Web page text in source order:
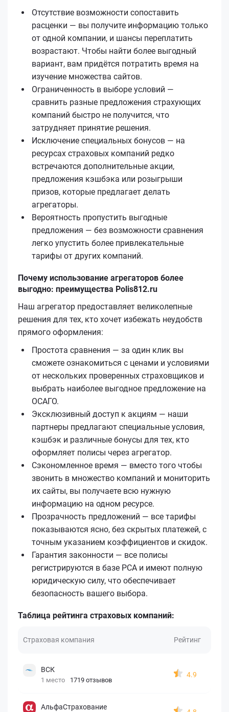
Отсутствие возможности сопоставить
расценки — вы получите информацию только
от одной компании, и шансы переплатить
возрастают. Чтобы найти более выгодный
вариант, вам придётся потратить время на
изучение множества сайтов.
Ограниченность в выборе условий —
сравнить разные предложения страхующих
компаний быстро не получится, что
затрудняет принятие решения.
Исключение специальных бонусов — на
ресурсах страховых компаний редко
встречаются дополнительные акции,
предложения кэшбэка или розыгрыши
призов, которые предлагает делать
агрегаторы.
Вероятность пропустить выгодные
предложения — без возможности сравнения
легко упустить более привлекательные
тарифы от других компаний.
Почему использование агрегаторов более
выгодно: преимущества Polis812.ru
Наш агрегатор предоставляет великолепные
решения для тех, кто хочет избежать неудобств
прямого оформления:
Простота сравнения — за один клик вы
сможете ознакомиться с ценами и условиями
от нескольких проверенных страховщиков и
выбрать наиболее выгодное предложение на
ОСАГО.
Эксклюзивный доступ к акциям — наши
партнеры предлагают специальные условия,
кэшбэк и различные бонусы для тех, кто
оформляет полисы через агрегатор.
Сэкономленное время — вместо того чтобы
звонить в множество компаний и мониторить
их сайты, вы получаете всю нужную
информацию на одном ресурсе.
Прозрачность предложений — все тарифы
показываются ясно, без скрытых платежей, с
точным указанием коэффициентов и скидок.
Гарантия законности — все полисы
регистрируются в базе РСА и имеют полную
юридическую силу, что обеспечивает
безопасность вашего выбора.
Таблица рейтинга страховых компаний:
Страховая компания Рейтинг
ВСК
1 место 1719 отзывов
4.9
АльфаСтрахование